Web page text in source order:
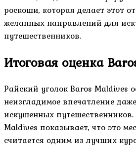
роскоши, которая делает этот
желанных направлений для
путешественников.
Итоговая оценка
Райский уголок Baros Maldives
неизгладимое впечатление
искушенных путешественников.
Maldives показывает, что это
считается одним из лучших